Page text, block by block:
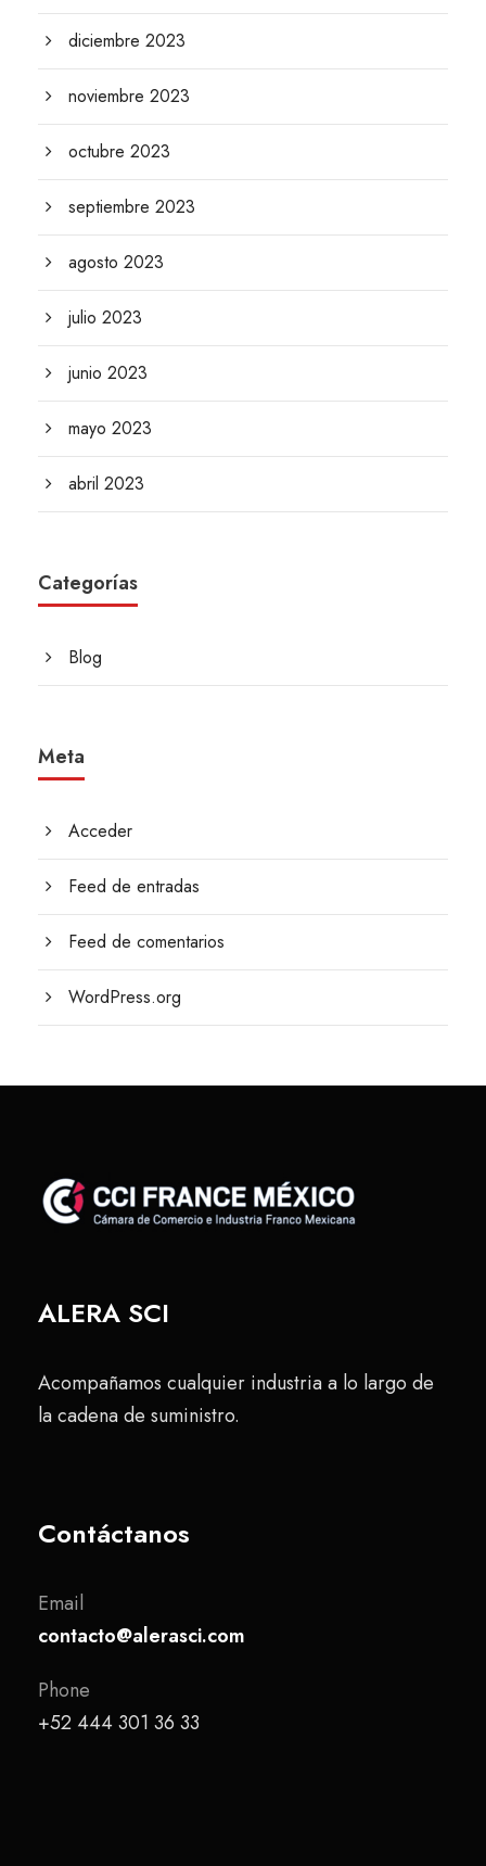
diciembre 2023
noviembre 2023
octubre 2023
septiembre 2023
agosto 2023
julio 2023
junio 2023
mayo 2023
abril 2023
Categorías
Blog
Meta
Acceder
Feed de entradas
Feed de comentarios
WordPress.org
ALERA SCI
Acompañamos cualquier industria a lo largo de
la cadena de suministro.
Contáctanos
Email
contacto@alerasci.com
Phone
+52 444 301 36 33